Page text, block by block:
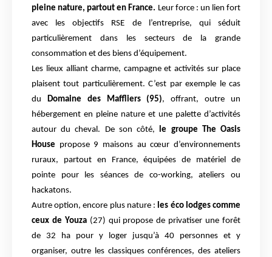
pleine nature, partout en France. Leur force : un lien fort
avec les objectifs RSE de l’entreprise, qui séduit
particulièrement dans les secteurs de la grande
consommation et des biens d’équipement.
Les lieux alliant charme, campagne et activités sur place
plaisent tout particulièrement. C’est par exemple le cas
du Domaine des Maffliers (95), offrant, outre un
hébergement en pleine nature et une palette d’activités
autour du cheval. De son côté, le groupe The Oasis
House propose 9 maisons au cœur d’environnements
ruraux, partout en France, équipées de matériel de
pointe pour les séances de co-working, ateliers ou
hackatons.
Autre option, encore plus nature : les éco lodges comme
ceux de Youza (27) qui propose de privatiser une forêt
de 32 ha pour y loger jusqu’à 40 personnes et y
organiser, outre les classiques conférences, des ateliers